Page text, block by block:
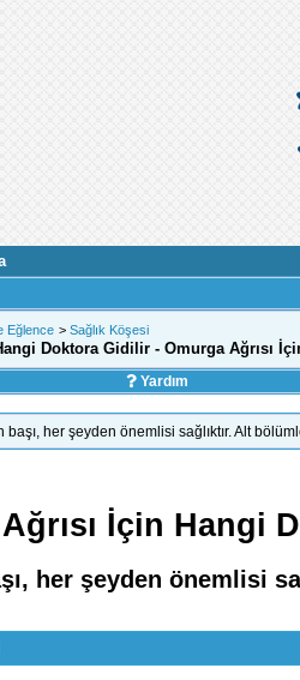
Eğlence > Sağlık Köşesi
Doktora Gidilir - Omurga Ağrısı
Yardım
başı, her şeyden önemlisi sağlıktır. Alt
İçin Hangi
her şeyden önemlisi